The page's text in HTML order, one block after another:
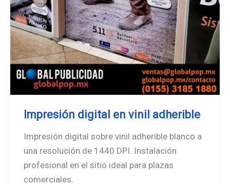
Impresión digital en vinil adherible
Impresión digital sobre vinil adherible blanco a
una resolución de 1440 DPI. Instalación
profesional en el sitio ideal para plazas
comerciales.